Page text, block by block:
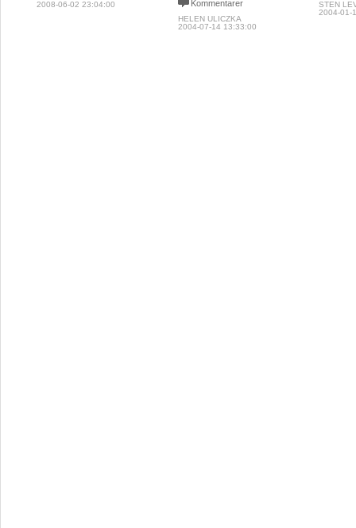
2008-06-02 23:04:00
Kommentarer
HELEN ULICZKA
2004-07-14 13:33:00
STEN
2004-01-